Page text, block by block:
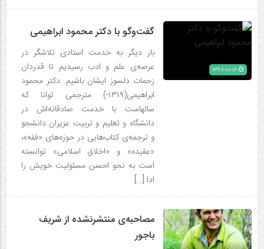
گفت‌وگو با دکتر محمود ابراهیمی
بار دیگر به خدمت استادی تلاشگر در
عرصه‌ی علم و ادب رسیدیم تا قدردان
زحمات دلسوز ایشان باشیم. دکتر محمود
ابراهیمی(۱۳۱۹-) مترجمی توانا که
سالهاست با خدمت صادقانه‌اش در
دانشگاه و تعلیم و تربیت عزیران دانشجو
و ترجمه‌ی کتاب‌هایی در حوزه‌های «فقه»،
«عقیده» و «اخلاق اسلامی» توانسته
است به نحو احسن مسئولیت خویش را
ادا […]
مصاحبه‌ی منتشرنشده از شریف
باجور